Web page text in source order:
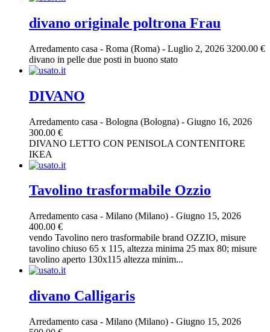
divano originale poltrona Frau
Arredamento casa - Roma (Roma) - Luglio 2, 2026 3200.00 €
divano in pelle due posti in buono stato
DIVANO
Arredamento casa - Bologna (Bologna) - Giugno 16, 2026
300.00 €
DIVANO LETTO CON PENISOLA CONTENITORE
IKEA
Tavolino trasformabile Ozzio
Arredamento casa - Milano (Milano) - Giugno 15, 2026
400.00 €
vendo Tavolino nero trasformabile brand OZZIO, misure
tavolino chiuso 65 x 115, altezza minima 25 max 80; misure
tavolino aperto 130x115 altezza minim...
divano Calligaris
Arredamento casa - Milano (Milano) - Giugno 15, 2026